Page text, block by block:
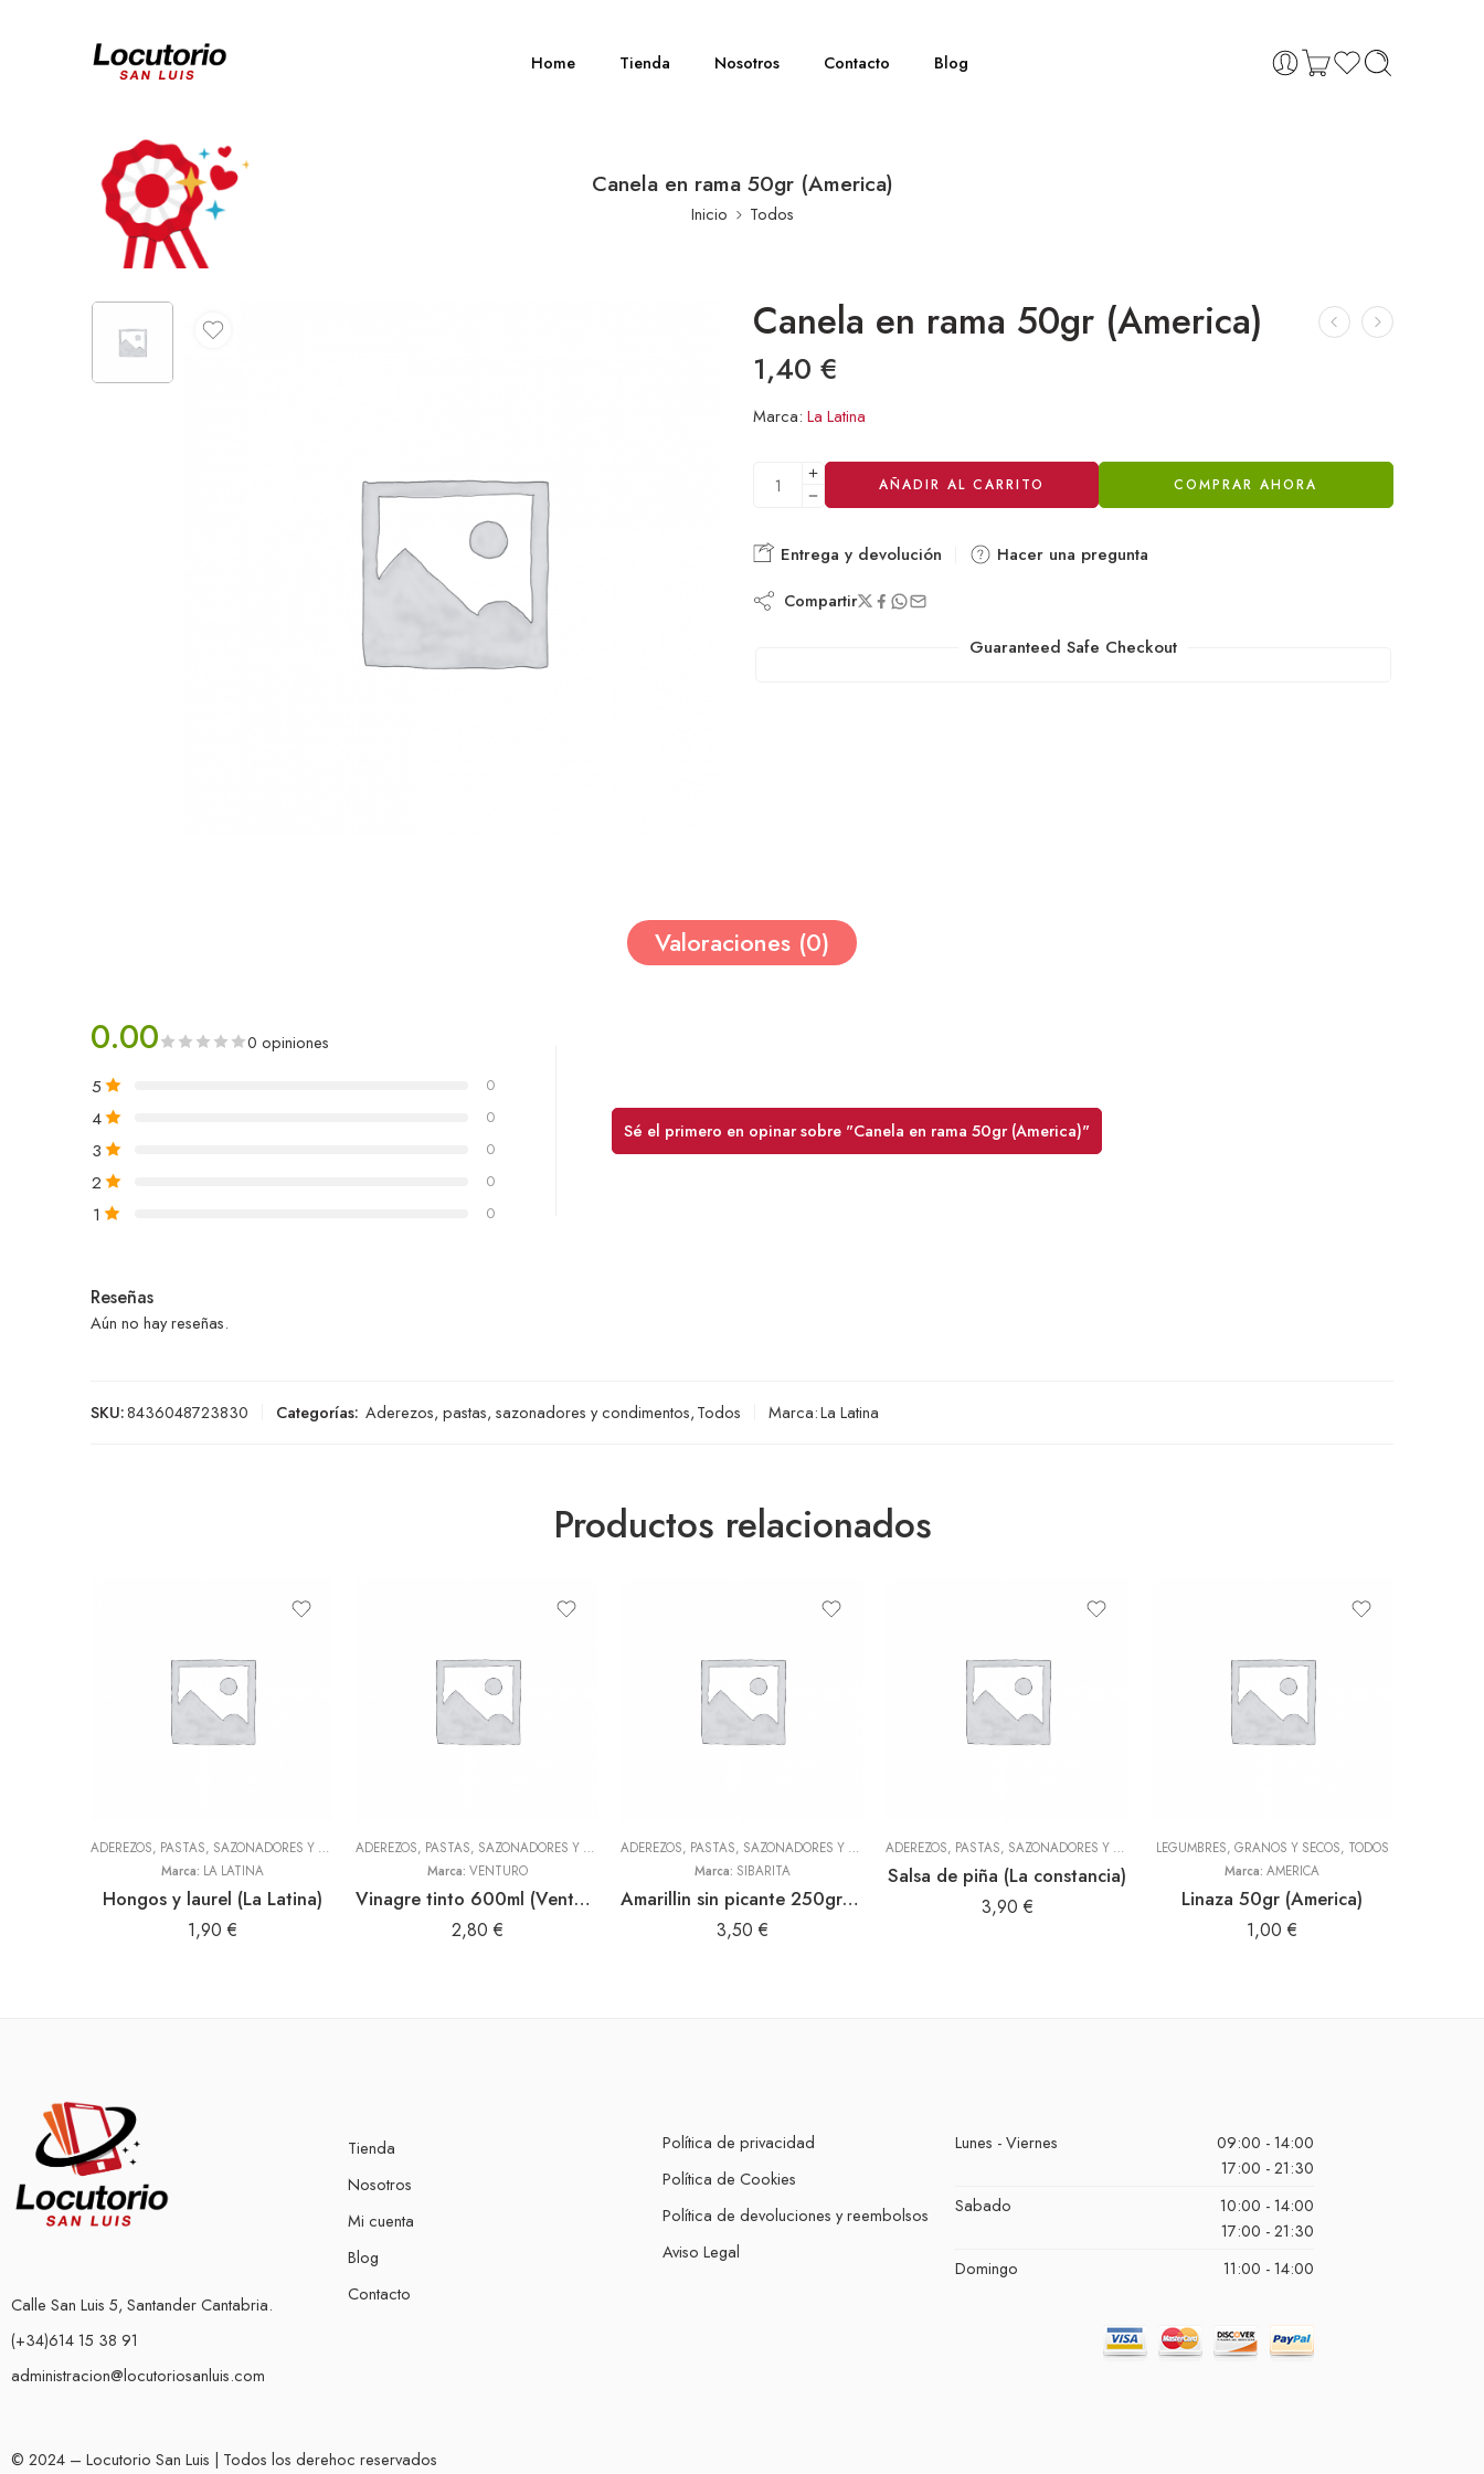
Home Tienda Nosotros Contacto Blog
Canela en rama 50gr (America)
Inicio Todos
Canela en rama 50gr (America)
1,40 €
Marca: La Latina
AÑADIR AL CARRITO COMPRAR AHORA
Alternative:
Entrega y devolución Hacer una pregunta
Compartir
Guaranteed Safe Checkout
Valoraciones (0)
0.00 0 opiniones
5 0
4 0
3 0
2 0
1 0
Sé el primero en opinar sobre "Canela en rama 50gr (America)"
Reseñas
Aún no hay reseñas.
SKU:8436048723830 Categorías: Aderezos, pastas, sazonadores y condimentos,Todos Marca:La Latina
Productos relacionados
ADEREZOS, PASTAS, SAZONADORES Y CONDIMENTOS ,TODOS
Marca: LA LATINA
Hongos y laurel (La Latina)
1,90 €
ADEREZOS, PASTAS, SAZONADORES Y CONDIMENTOS ,TODOS
Marca: VENTURO
Vinagre tinto 600ml (Venturo)
2,80 €
ADEREZOS, PASTAS, SAZONADORES Y CONDIMENTOS ,TODOS
Marca: SIBARITA
Amarillin sin picante 250gr (Sibarita)
3,50 €
ADEREZOS, PASTAS, SAZONADORES Y CONDIMENTOS ,TODOS
Salsa de piña (La constancia)
3,90 €
LEGUMBRES, GRANOS Y SECOS, TODOS
Marca: AMERICA
Linaza 50gr (America)
1,00 €
Calle San Luis 5, Santander Cantabria.
(+34)614 15 38 91
administracion@locutoriosanluis.com
Tienda
Nosotros
Mi cuenta
Blog
Contacto
Política de privacidad
Política de Cookies
Política de devoluciones y reembolsos
Aviso Legal
Lunes - Viernes
09:00 - 14:00
17:00 - 21:30
Sabado
10:00 - 14:00
17:00 - 21:30
Domingo
11:00 - 14:00
© 2024 – Locutorio San Luis | Todos los derehoc reservados